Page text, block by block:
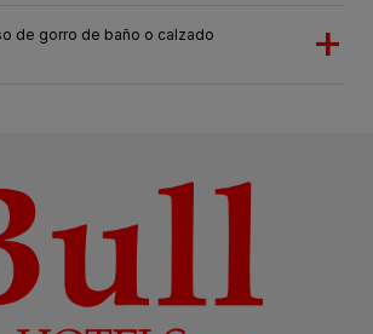
de gorro de baño o calzado